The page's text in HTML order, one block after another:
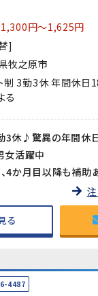
円～1,625円
]
牧之原市
制 3勤3休 年間休日
る
3休♪驚異の年間休
女活躍中
る
4487